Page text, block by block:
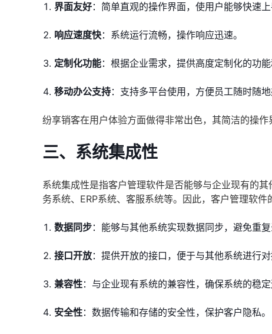
界面友好：简单直观的操作界面，使用户能够快速上
响应速度快：系统运行流畅，操作响应迅速。
定制化功能：根据企业需求，提供高度定制化的功能
移动办公支持：支持多平台使用，方便员工随时随地
纷享销客在用户体验方面做得非常出色，其简洁的操
三、系统集成性
系统集成性是指客户管理软件是否能够与企业现有的
务系统、ERP系统、客服系统等。因此，客户管理软
数据同步：能够与其他系统实现数据同步，避免重复
接口开放：提供开放的接口，便于与其他系统进行对
兼容性：与企业现有系统的兼容性，确保系统的稳定
安全性：数据传输和存储的安全性，保护客户隐私。